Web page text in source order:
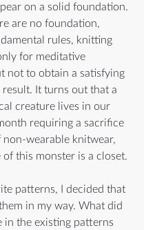
on a solid foundation.
are no foundation,
rules, knitting
for meditative
not to obtain a satisfying
result. It turns out that a
creature lives in our
requiring a sacrifice
wearable knitwear,
of this monster is a closet.
patterns, I decided that
in my way. What did
in the existing patterns